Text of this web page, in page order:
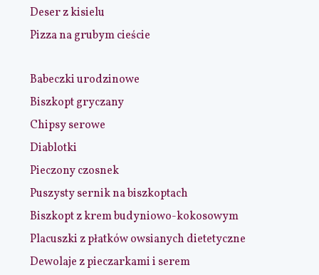
Deser z kisielu
Pizza na grubym cieście
Babeczki urodzinowe
Biszkopt gryczany
Chipsy serowe
Diablotki
Pieczony czosnek
Puszysty sernik na biszkoptach
Biszkopt z krem budyniowo-kokosowym
Placuszki z płatków owsianych dietetyczne
Dewolaje z pieczarkami i serem